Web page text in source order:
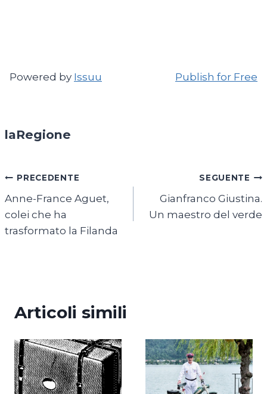
Powered by Issuu Publish for Free
laRegione
Navigazione
articoli
PRECEDENTE
Anne-France Aguet,
colei che ha
trasformato la Filanda
SEGUENTE
Gianfranco Giustina.
Un maestro del verde
Articoli simili